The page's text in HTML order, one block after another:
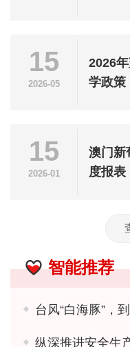
15
2026-05
2026
学政策
15
2026-01
澳门新
度报表
智能推荐
台风“白海豚”，
纵深推进安全生